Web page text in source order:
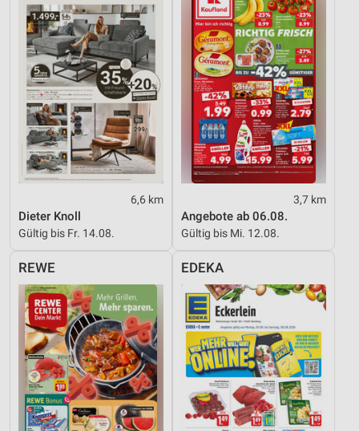
6,6 km
Dieter Knoll
Gültig bis Fr. 14.08.
3,7 km
Angebote ab 06.08.
Gültig bis Mi. 12.08.
REWE EDEKA